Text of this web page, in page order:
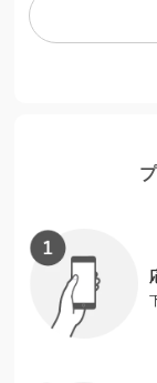
今回のプロジェ
り・地域活動支